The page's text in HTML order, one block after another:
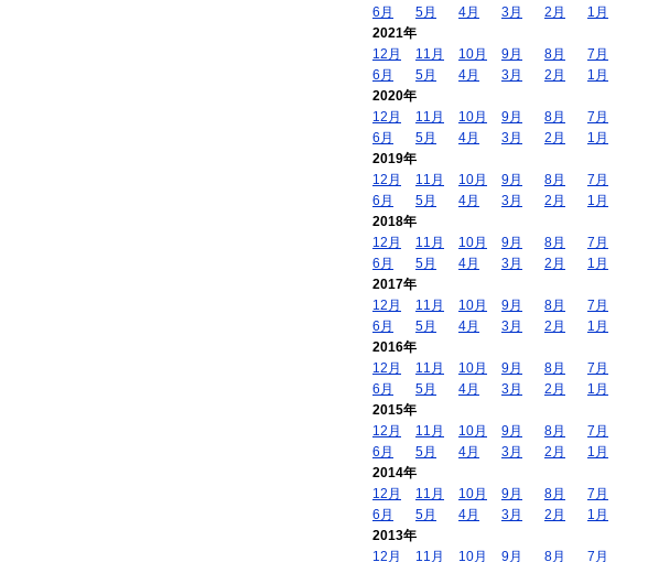
6月
5月 4月 3月 2月
1月
2021年
12月
11月 10月 9月 8月
7月
6月
5月 4月 3月 2月
1月
2020年
12月
11月 10月 9月 8月
7月
6月
5月 4月 3月 2月
1月
2019年
12月
11月 10月 9月 8月
7月
6月
5月 4月 3月 2月
1月
2018年
12月
11月 10月 9月 8月
7月
6月
5月 4月 3月 2月
1月
2017年
12月
11月 10月 9月 8月
7月
6月
5月 4月 3月 2月
1月
2016年
12月
11月 10月 9月 8月
7月
6月
5月 4月 3月 2月
1月
2015年
12月
11月 10月 9月 8月
7月
6月
5月 4月 3月 2月
1月
2014年
12月
11月 10月 9月 8月
7月
6月
5月 4月 3月 2月
1月
2013年
12月
11月 10月 9月 8月 7月